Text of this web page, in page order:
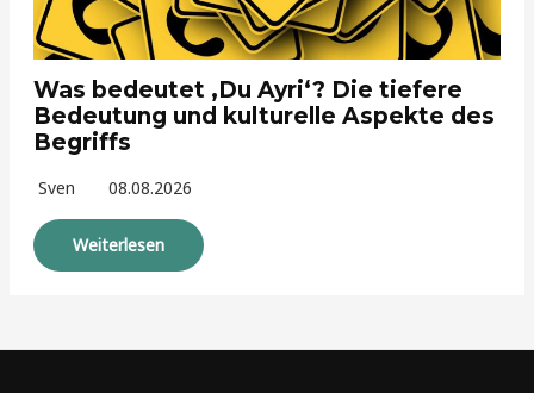
Was bedeutet ‚Du Ayri‘? Die tiefere
Bedeutung und kulturelle Aspekte des
Begriffs
Sven 08.08.2026
Weiterlesen